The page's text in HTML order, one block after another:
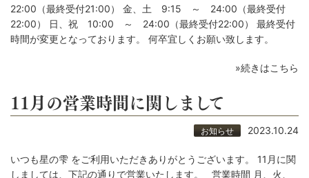
22:00（最終受付21:00） 金、土 9:15 ～ 24:00（最終受付
22:00） 日、祝 10:00 ～ 24:00（最終受付22:00） 最終受付
時間が変更となっております。 何卒宜しくお願い致します。
»続きはこちら
11月の営業時間に関しまして
お知らせ 2023.10.24
いつも星の雫 をご利用いただきありがとうございます。 11月に関
しましては、下記の通りで営業いたします。 営業時間 月、火、